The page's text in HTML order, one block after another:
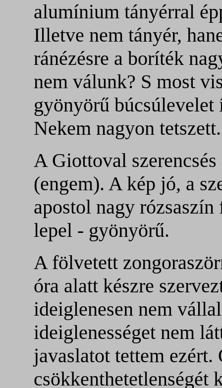
alumínium tányérral
Illetve nem tányér,
ránézésre a boríték
nem válunk? S most
gyönyörű búcsúlevelet
Nekem nagyon tetszett.
A Giottoval
(engem). A kép jó, a
apostol nagy
lepel - gyönyörű.
A fölvetett
óra alatt készre
ideiglenesen nem
ideiglenességet nem
javaslatot tettem ezért.
csökkenthetetlenségét